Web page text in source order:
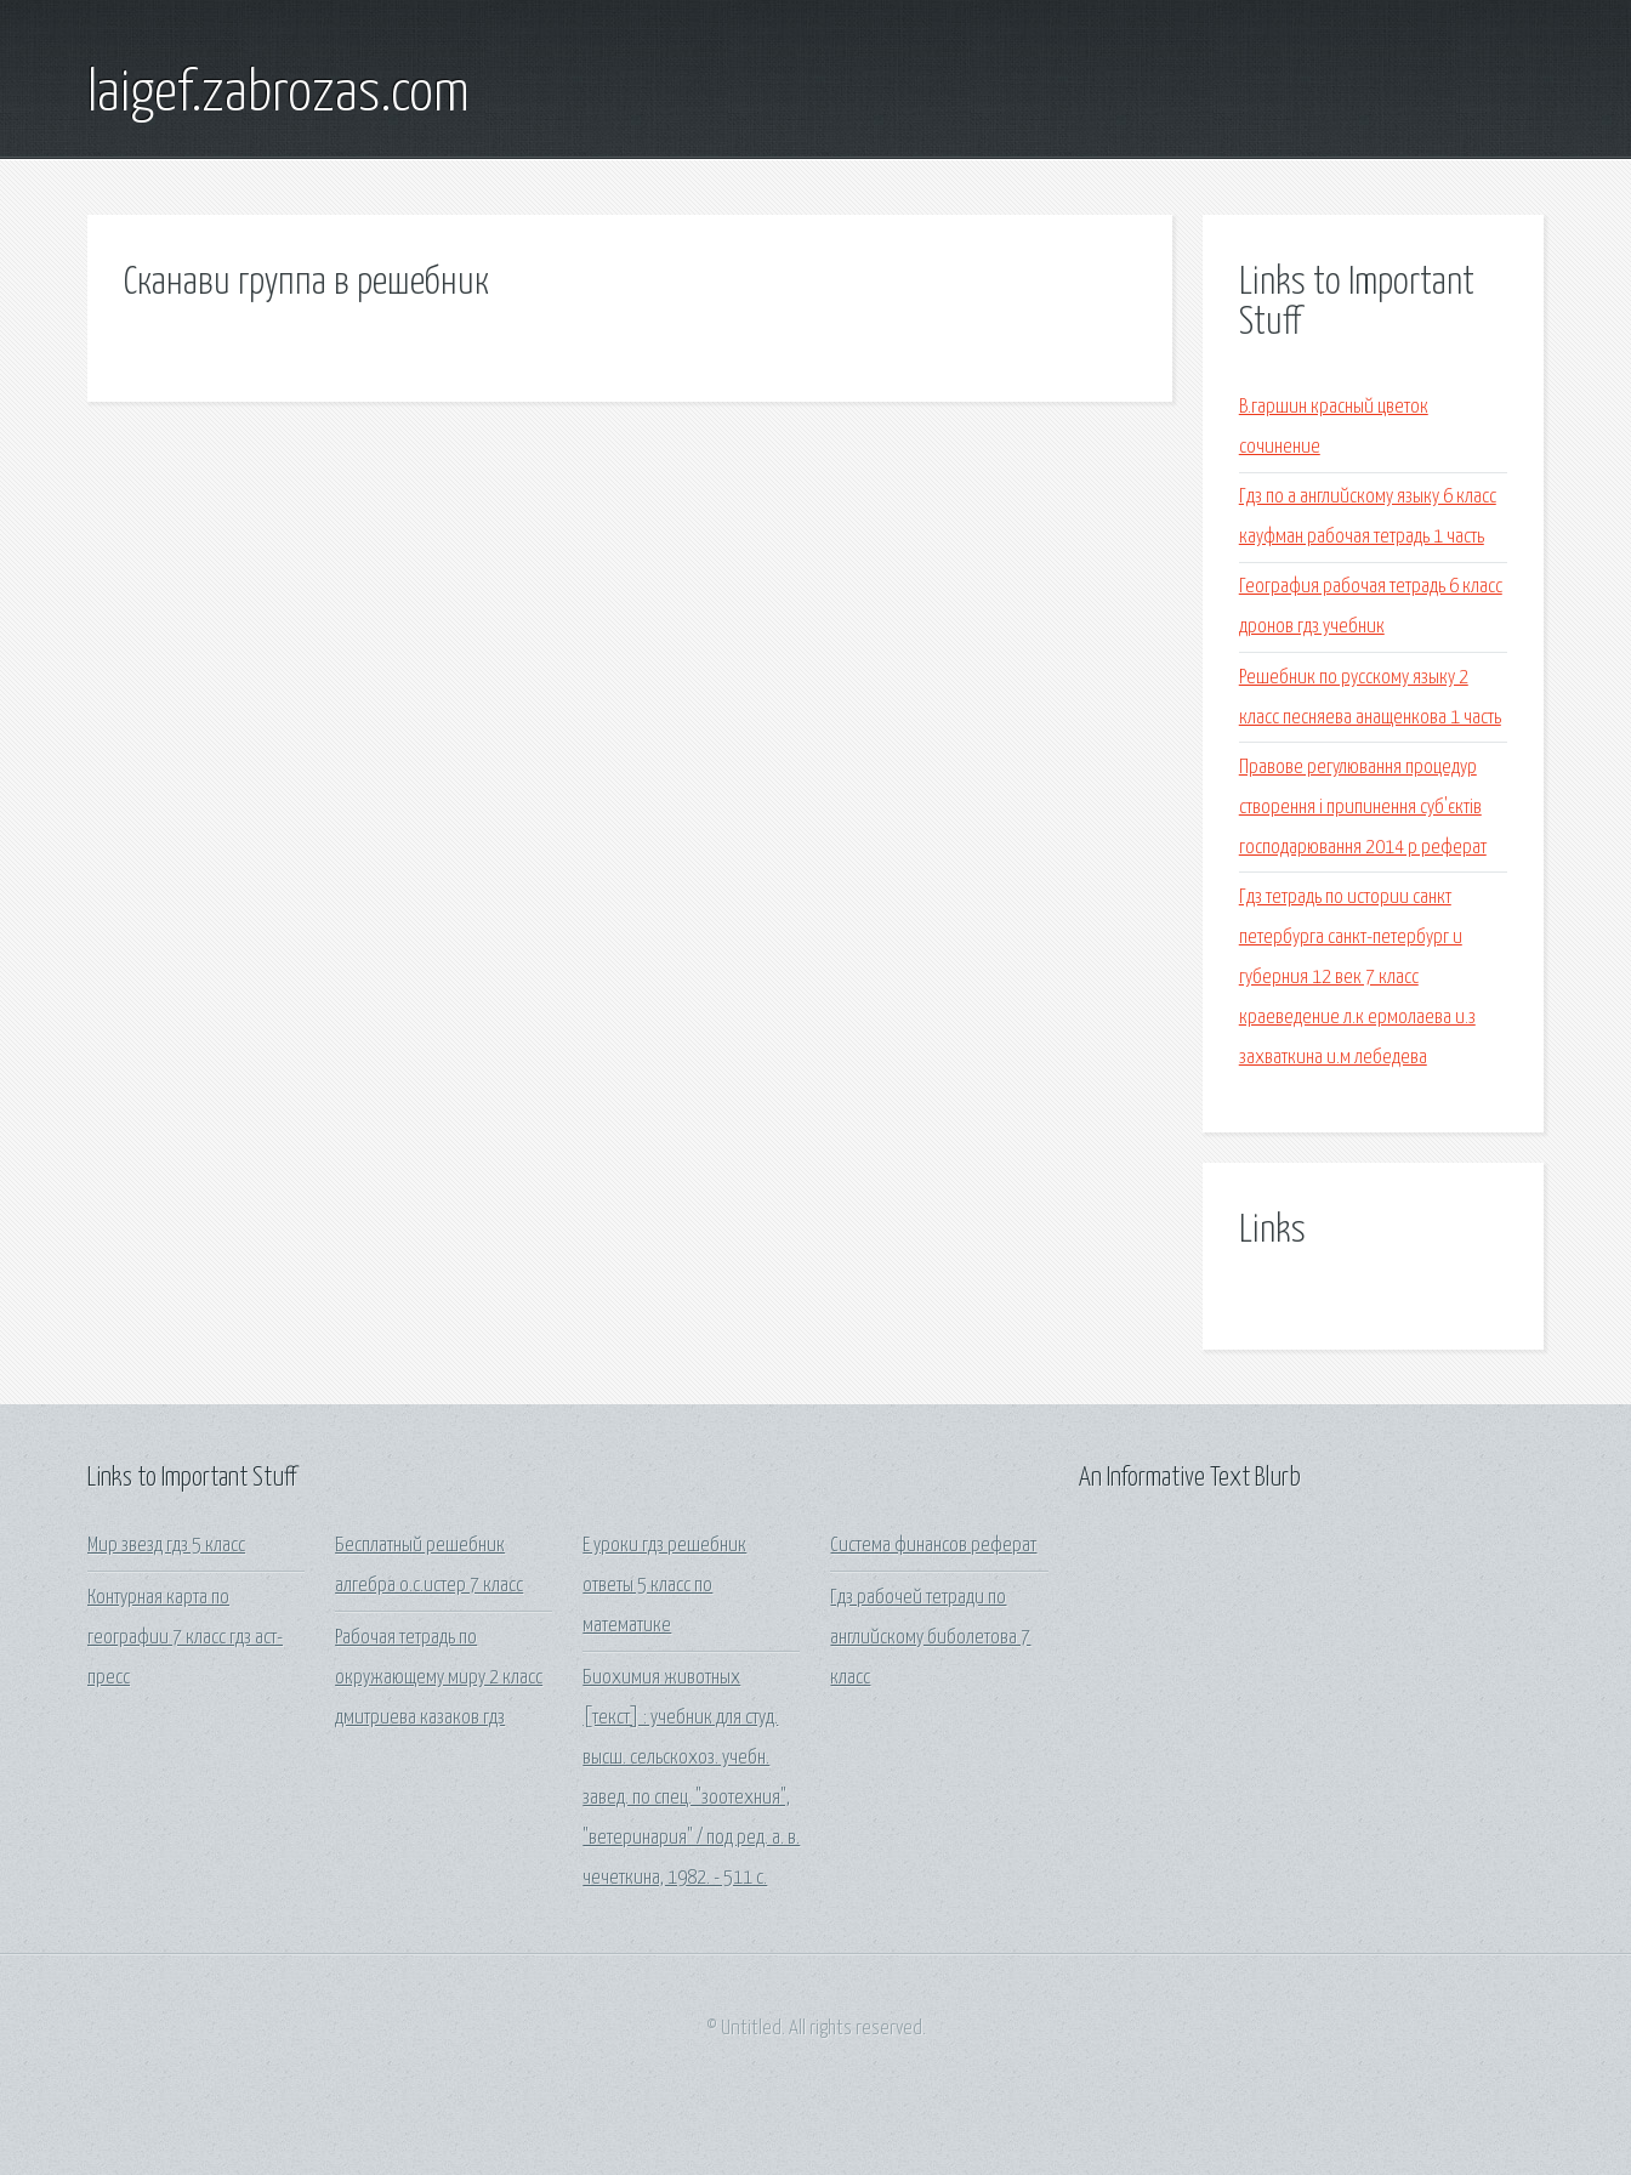
laigef.zabrozas.com
Сканави группа в решебник
Links to Important
Stuff
В.гаршин красный цветок
сочинение
Гдз по а английскому языку 6 класс
кауфман рабочая тетрадь 1 часть
География рабочая тетрадь 6 класс
дронов гдз учебник
Решебник по русскому языку 2
класс песняева анащенкова 1 часть
Правове регулювання процедур
створення і припинення суб'єктів
господарювання 2014 р реферат
Гдз тетрадь по истории санкт
петербурга санкт-петербург и
губерния 12 век 7 класс
краеведение л.к ермолаева и.з
захваткина и.м лебедева
Links
Links to Important Stuff
Мир звезд гдз 5 класс
Контурная карта по
географии 7 класс гдз аст-
пресс
Бесплатный решебник
алгебра о.с.истер 7 класс
Рабочая тетрадь по
окружающему миру 2 класс
дмитриева казаков гдз
Е уроки гдз решебник
ответы 5 класс по
математике
Биохимия животных
[текст] : учебник для студ.
высш. сельскохоз. учебн.
завед. по спец. "зоотехния",
"ветеринария" / под ред. а. в.
чечеткина, 1982. - 511 с.
Система финансов реферат
Гдз рабочей тетради по
английскому биболетова 7
класс
An Informative Text Blurb
© Untitled. All rights reserved.